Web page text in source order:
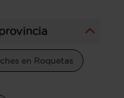
en Roquetas